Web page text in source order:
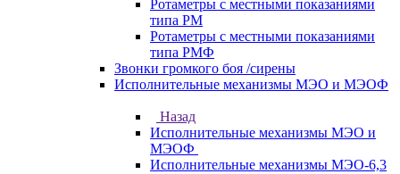
Ротаметры с местными показаниями
типа РМ
Ротаметры с местными показаниями
типа РМФ
Звонки громкого боя /сирены
Исполнительные механизмы МЭО и МЭОФ
Назад
Исполнительные механизмы МЭО и
МЭОФ
Исполнительные механизмы МЭО-6,3